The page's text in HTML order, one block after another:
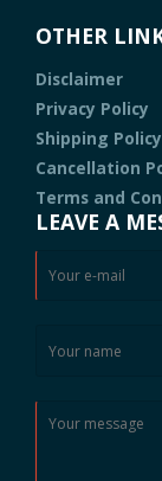
OTHER
Disclaimer
Privacy Policy
Shipping Policy
Cancellation
Terms and
LEAVE A